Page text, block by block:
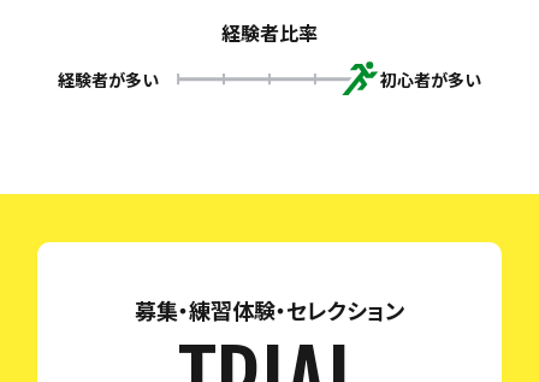
経験者比率
経験者が多い 初心者が多い
募集・練習体験・セレクション